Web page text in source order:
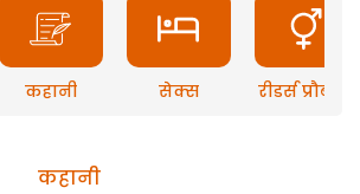
कहानी सेक्स रीडर्स प्रौब्लम
कहानी